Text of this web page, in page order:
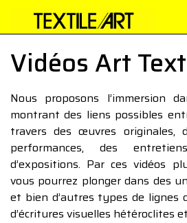
Vidéos Art
Nous proposons l’immersion
montrant des liens possibles
travers des œuvres originales,
performances, des
d’expositions. Par ces vidéos
vous pourrez plonger dans des
et bien d’autres types de lignes
d’écritures visuelles hétéroclites